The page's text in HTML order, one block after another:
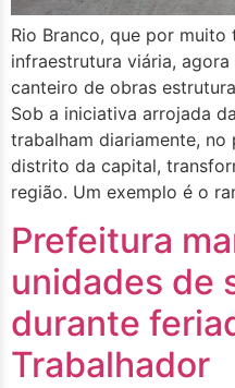
Rio Branco, que por
infraestrutura viária,
canteiro de obras
Sob a iniciativa arrojada
trabalham diariamente, no
distrito da capital,
região. Um exemplo é o
Prefeitura
unidades de
durante
Trabalhador